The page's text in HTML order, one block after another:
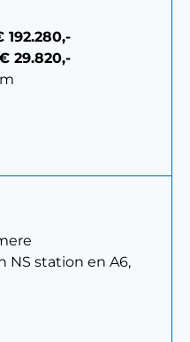
192.280,-
29.820,-
NS station en A6,